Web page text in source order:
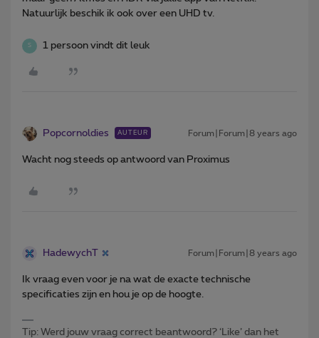
Natuurlijk beschik ik ook over een UHD tv.
S 1 persoon vindt dit leuk
Popcornoldies AUTEUR Forum|Forum|8 years ago
Wacht nog steeds op antwoord van Proximus
HadewychT Forum|Forum|8 years ago
Ik vraag even voor je na wat de exacte technische
specificaties zijn en hou je op de hoogte.
Tip: Werd jouw vraag correct beantwoord? ‘Like’ dan het